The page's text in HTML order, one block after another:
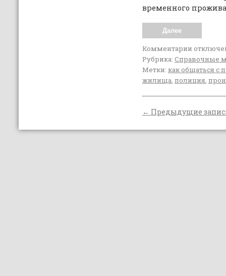
временного
Далее
Комментарии
Рубрика: Справочные
Метки: как общаться с
жилища, полиция,
← Предыдущие